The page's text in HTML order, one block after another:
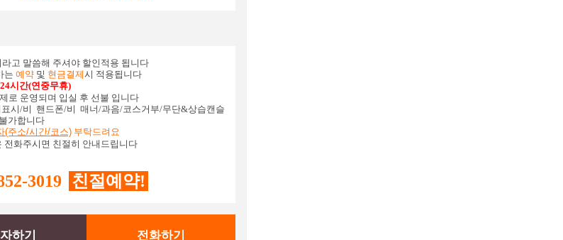
라고 말씀해 주셔야 할인적용 됩니다
는 예약 및 현금결제시 적용됩니다
시간(연중무휴)
로 운영되며 입실 후 선불 입니다
시/비 핸드폰/비 매너/과음/코스거부/무단&상습캔슬
가합니다
(주소/시간/코스) 부탁드려요
전화주시면 친절히 안내드립니다
3019 친절예약!
하기 전화하기